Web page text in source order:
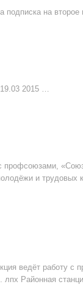
на второе
2015 …
и трудовых
ведёт работу с
лпх Районная